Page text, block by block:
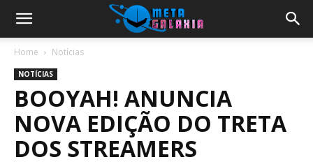
Home Notícias
NOTÍCIAS
BOOYAH! ANUNCIA
NOVA EDIÇÃO DO TRETA
DOS STREAMERS